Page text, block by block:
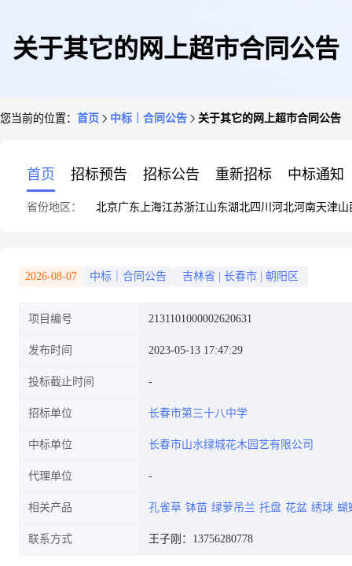
关于其它的网上超市合同公告
您当前的位置： 首页 中标｜合同公告 关于其它的网上超市合同公告
首页 招标预告 招标公告 重新招标 中标通知
省份地区： 北京广东 上海江苏浙江山东湖北四川 河北河南天津山
2026-08-07 中标｜合同公告 吉林省 长春市 朝阳区
项目编号 2131101000002620631
发布时间 2023-05-13 17:47:29
投标截止时间
招标单位 长春市第三十八中学
中标单位 长春市山水绿城花木园艺有限公司
代理单位
相关产品 孔雀草 钵苗 绿萝吊兰 托盘 花盆 绣球 蝴
联系方式 王子刚：13756280778